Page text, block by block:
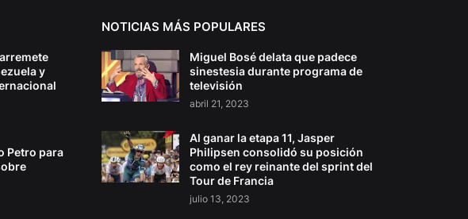
y
Petro para
NOTICIAS MÁS POPULARES
Miguel Bosé delata que padece
sinestesia durante programa de
televisión
abril 21, 2023
Al ganar la etapa 11, Jasper
Philipsen consolidó su posición
como el rey reinante del sprint del
Tour de Francia
julio 13, 2023